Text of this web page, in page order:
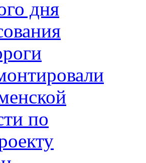
дня
по